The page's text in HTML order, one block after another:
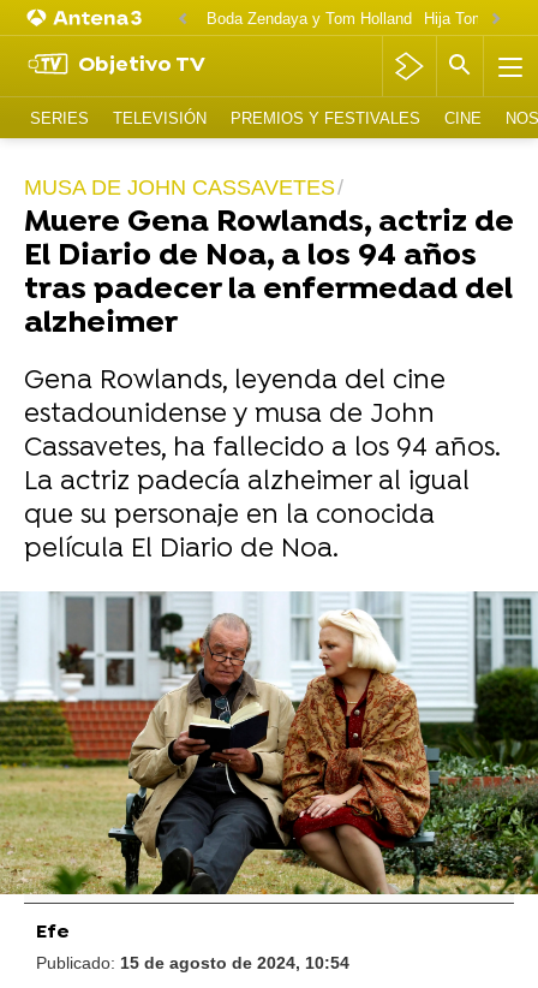
Boda Zendaya y Tom Holland Hija Tom
Objetivo TV
SERIES TELEVISIÓN PREMIOS Y FESTIVALES CINE
MUSA DE JOHN CASSAVETES
Muere Gena Rowlands, actriz de
El Diario de Noa, a los 94 años
tras padecer la enfermedad del
alzheimer
Gena Rowlands, leyenda del cine
estadounidense y musa de John
Cassavetes, ha fallecido a los 94 años.
La actriz padecía alzheimer al igual
que su personaje en la conocida
película El Diario de Noa.
Foto de Cordon Press
El director de El Diario de Noa pide perdón
a Ryan Gosling y Rachel McAdams por
este feo años después: "Me pilló en un mal
día"
Efe
Publicado: 15 de agosto de 2024, 10:54